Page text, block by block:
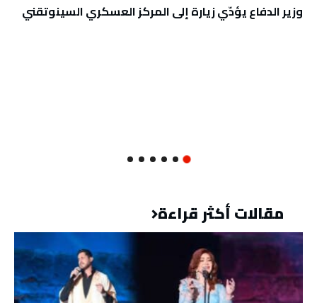
وزير الدفاع يؤدّي زيارة إلى المركز العسكري السينوتقني
مقالات أكثر قراءة